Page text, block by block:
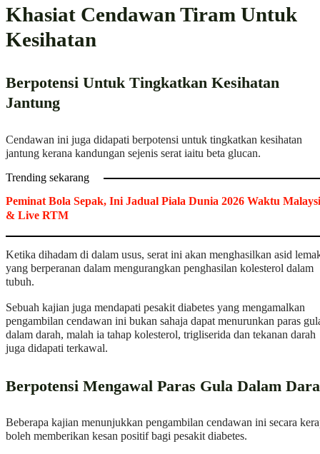
Khasiat Cendawan Tiram Untuk
Kesihatan
Berpotensi Untuk Tingkatkan Kesihatan
Jantung
Cendawan ini juga didapati berpotensi untuk tingkatkan kesihatan
jantung kerana kandungan sejenis serat iaitu beta glucan.
Trending sekarang
Peminat Bola Sepak, Ini Jadual Piala Dunia 2026 Waktu
& Live RTM
Ketika dihadam di dalam usus, serat ini akan menghasilkan asid
yang berperanan dalam mengurangkan penghasilan kolesterol dalam
tubuh.
Sebuah kajian juga mendapati pesakit diabetes yang mengamalkan
pengambilan cendawan ini bukan sahaja dapat menurunkan paras
dalam darah, malah ia tahap kolesterol, trigliserida dan tekanan darah
juga didapati terkawal.
Berpotensi Mengawal Paras Gula Dalam
Beberapa kajian menunjukkan pengambilan cendawan ini secara
boleh memberikan kesan positif bagi pesakit diabetes.